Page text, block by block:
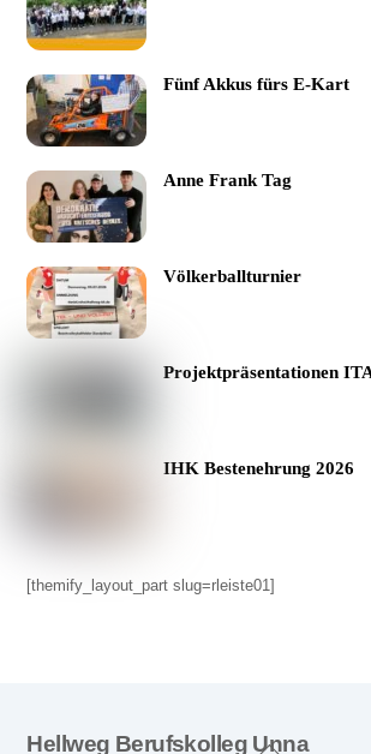
Fünf Akkus fürs E-Kart
Anne Frank Tag
Völkerballturnier
Projektpräsentationen
IHK Bestenehrung 2026
[themify_layout_part slug=rleiste01]
Back
Hellweg Berufskolleg Unna